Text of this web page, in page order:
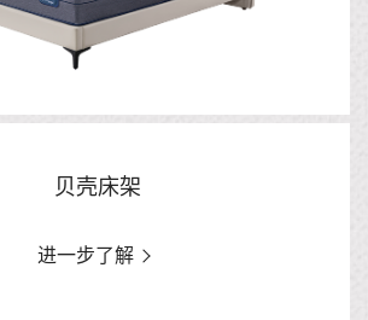
贝壳床架
进一步了解